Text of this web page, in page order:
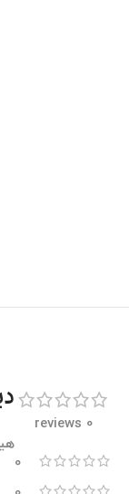
0 reviews
0